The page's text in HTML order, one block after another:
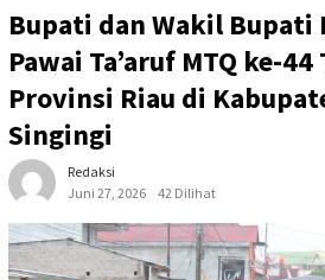
Bupati dan Wakil Bupati
Pawai Ta’aruf MTQ ke-
Provinsi Riau di
Singingi
Redaksi
Juni 27, 2026
42 Dilihat